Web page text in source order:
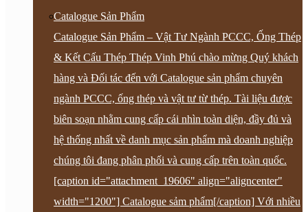
Catalogue Sản Phẩm
Catalogue Sản Phẩm – Vật Tư Ngành PCCC, Ống Thép
& Kết Cấu Thép Thép Vinh Phú chào mừng Quý khách
hàng và Đối tác đến với Catalogue sản phẩm chuyên
ngành PCCC, ống thép và vật tư từ thép. Tài liệu được
biên soạn nhằm cung cấp cái nhìn toàn diện, đầy đủ và
hệ thống nhất về danh mục sản phẩm mà doanh nghiệp
chúng tôi đang phân phối và cung cấp trên toàn quốc.
[caption id="attachment_19606" align="aligncenter"
width="1200"] Catalogue sảm phẩm[/caption] Với nhiều